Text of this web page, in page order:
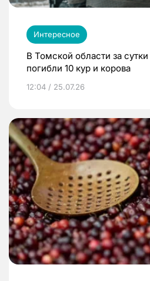
Интересное
В Томской области за
погибли 10 кур и корова
12:04 / 25.07.26